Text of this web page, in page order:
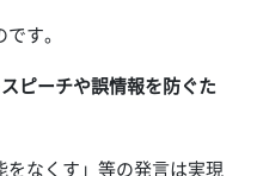
す。
ピーチや誤情報を防ぐた
をなくす」等の発言は実現